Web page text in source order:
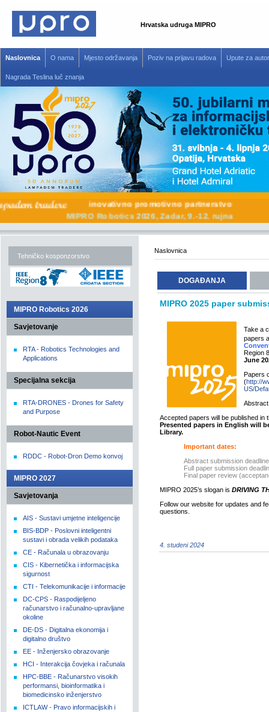
Hrvatska udruga MIPRO
Naslovnica O nama Mjesto održavanja Poziv na prijavu radova Upute za
Nagrada Teslina luč znanja
inovativno promotivno partnerstvo
MIPRO Robotics 2026, Zadar, 9.-12. rujna
Tehničko kosponzorstvo
MIPRO Robotics 2026
Savjetovanje
RTA - Robotics Technologies and
Applications
Specijalna sekcija
RTA-DRONES - Drones for Safety
and Purpose
Robot-Nautic Event
RDDC - Robot-Dron Demo konvoj
MIPRO 2027
Savjetovanja
AIS - Sustavi umjetne inteligencije
BIS-BDP - Poslovni inteligentni
sustavi i obrada velikih podataka
CE - Računala u obrazovanju
CIS - Kibernetička i informacijska
sigurnost
CTI - Telekomunikacije i informacije
DC-CPS - Raspodijeljeno
računarstvo i računalno-upravljane
okoline
DE-DS - Digitalna ekonomija i
digitalno društvo
EE - Inženjersko obrazovanje
HCI - Interakcija čovjeka i računala
HPC-BBE - Računarstvo visokih
performansi, bioinformatika i
biomedicinsko inženjerstvo
ICTLAW - Pravo informacijskih i
Naslovnica
DOGAĐANJA
MIPRO 2025 paper
Take a
papers
Region
June
Papers
(http://
US/
Accepted papers will be published
Presented papers in English will
Library.
Important dates:
Abstract submission
Full paper submission
Final paper review
MIPRO 2025’s slogan is DRIVING
Follow our website for updates and
questions.
4. studeni 2024